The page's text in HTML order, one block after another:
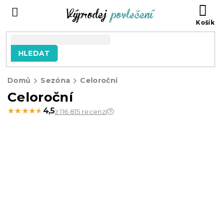
HLEDAT
Domů Sezóna Celoroční
Celoroční
★★★★★
★★★★★ 4,5z 116 815 recenzí